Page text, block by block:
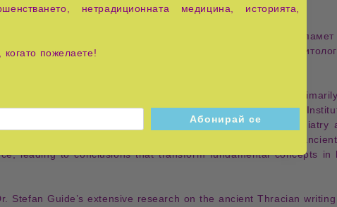
опит за възстановяване на изгубената духовна памет
древна свещена традиция
, he has lived with his family
,philosophy, andreligion . He is theco-founderof the
of numerous publications in the field of psychiatry
decoding of the
, leading to conclusions thattransform fundamental concepts in
Stefan Guide’s extensive research on theancient Thracian writing
нетрадиционната медицина, историята,
пожелаете!